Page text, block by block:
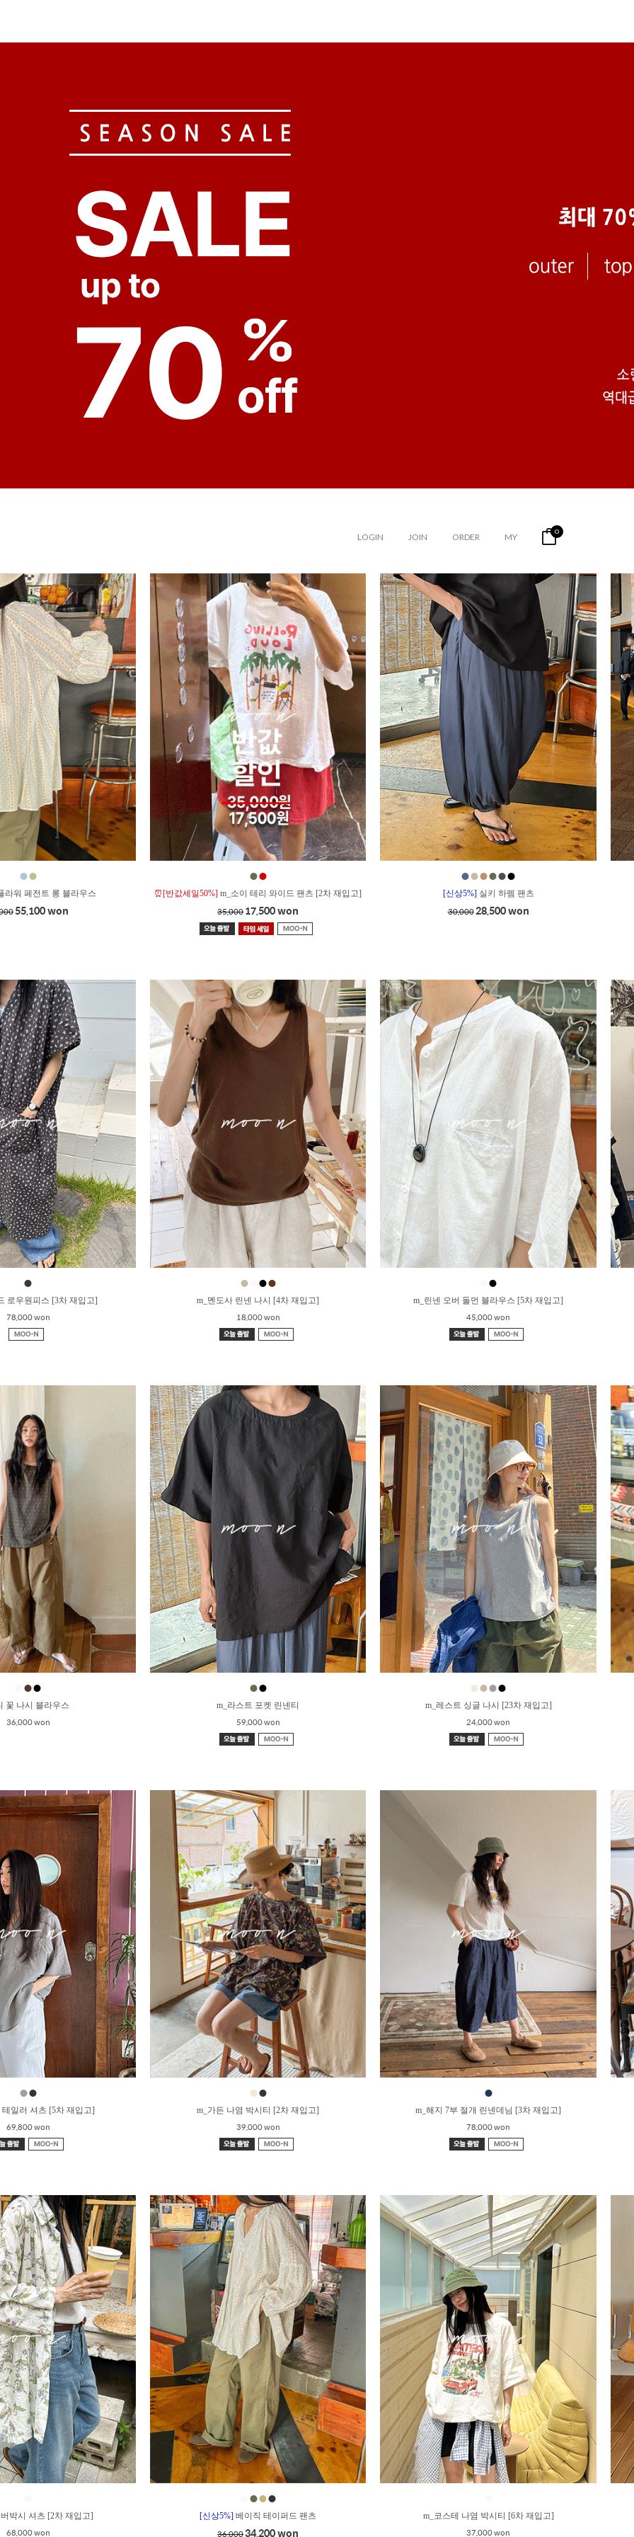
LOGIN JOIN ORDER MY 0
●●
라워 페전트 롱 블라우스
55,100 won
●●
⏰[반값세일50%]m_소이 테리 와이드 팬츠 [2차 재입고]
35,00017,500 won
●●●●●●
[신상5%] 실키 하렘 팬츠
30,00028,500 won
●
로우원피스 [3차 재입고]
78,000 won
● ●●
m_멘도사 린넨 나시 [4차 재입고]
18,000 won
●
m_린넨 오버 돌먼 블라우스 [5차 재입고]
45,000 won
●●
꽃 나시 블라우스
36,000 won
●●
m_라스트 포켓 린넨티
59,000 won
●●●●
m_레스트 싱글 나시 [23차 재입고]
24,000 won
●●
테일러 셔츠 [5차 재입고]
69,800 won
●●
m_가든 나염 박시티 [2차 재입고]
39,000 won
●
m_해지 7부 절개 린넨데님 [3차 재입고]
78,000 won
박시 셔츠 [2차 재입고]
68,000 won
●●●
[신상5%]베이직 테이퍼드 팬츠
36,00034,200 won
m_코스테 나염 박시티 [6차 재입고]
37,000 won